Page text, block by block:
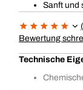
Sanft und
Bewertung
Technische